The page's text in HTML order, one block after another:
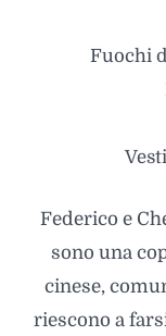
Fuochi
Federico e
sono una
cinese,
riescono a